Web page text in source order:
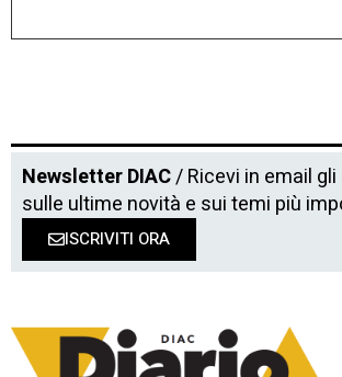
Newsletter DIAC/ Ricevi in email
sulle ultime novità e sui temi più
ISCRIVITI ORA